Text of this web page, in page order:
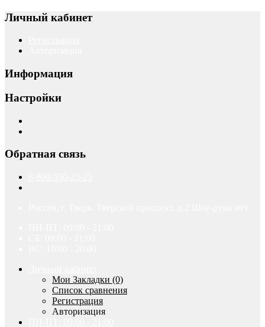
Личный кабинет
Информация
Настройки
Обратная связь
Мои Закладки (0)
Список сравнения
Регистрация
Авторизация